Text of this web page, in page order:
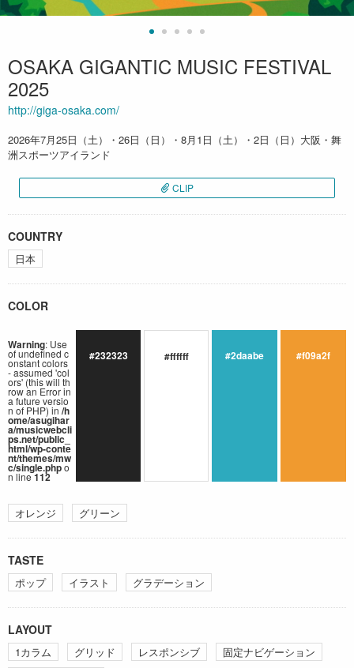
OSAKA GIGANTIC MUSIC FESTIVAL
2025
http://giga-osaka.com/
2026年7月25日（土）・26日（日）・8月1日（土）・2日（日）大阪・舞
洲スポーツアイランド
CLIP
COUNTRY
日本
COLOR
Warning: Use
of undefined c
onstant colors
- assumed 'col
ors' (this will th
row an Error in
a future versio
n of PHP) in /h
ome/asugihar
a/musicwebcli
ps.net/public_
html/wp-conte
nt/themes/mw
c/single.phpo
n line112
#232323 #ffffff #2daabe #f09a2f
オレンジ グリーン
TASTE
ポップ イラスト グラデーション
LAYOUT
1カラム グリッド レスポンシブ
固定ナビゲーション